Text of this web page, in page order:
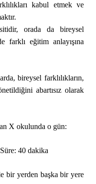
kabul etmek ve
orada da bireysel
farklı eğitim anlayışına
bireysel farklılıkların,
abartısız olarak
X okulunda o gün:
40 dakika
bir yerden başka bir yere